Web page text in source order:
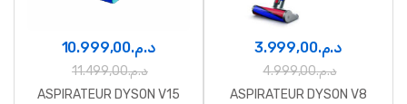
د.م.10.999,00
د.م.11.499,00
ASPIRATEUR DYSON V15
د.م.3.999,00
د.م.4.999,00
ASPIRATEUR DYSON V8